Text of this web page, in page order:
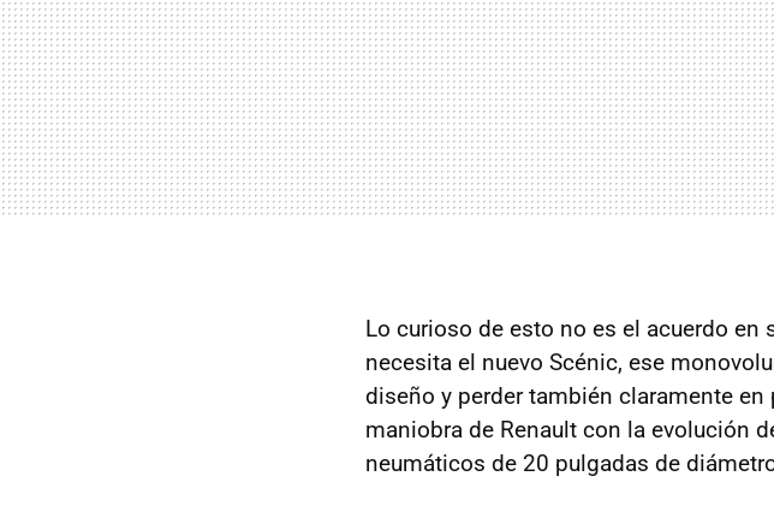
Lo curioso de esto no es el acuerdo
necesita el nuevo Scénic, ese
diseño y perder también claramente
maniobra de Renault con la evolución
neumáticos de 20 pulgadas de